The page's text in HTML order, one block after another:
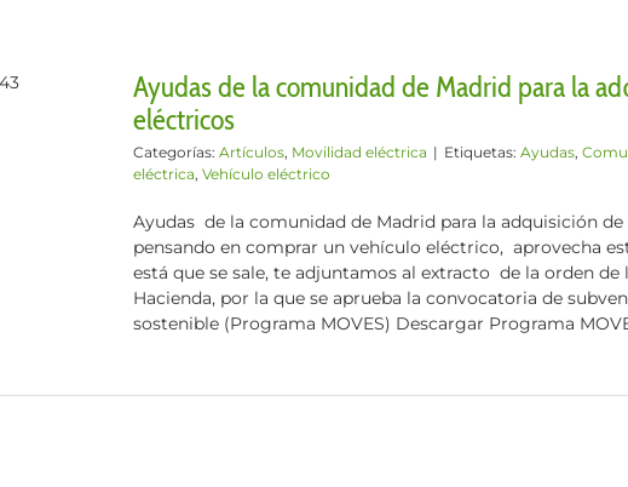
Ayudas de la comunidad de Madrid para la
eléctricos
Categorías: Artículos, Movilidad eléctrica | Etiquetas: Ayudas,
eléctrica, Vehículo eléctrico
Ayudas de la comunidad de Madrid para la adquisición
pensando en comprar un vehículo eléctrico, aprovecha
está que se sale, te adjuntamos al extracto de la orden
Hacienda, por la que se aprueba la convocatoria de
sostenible (Programa MOVES) Descargar Programa